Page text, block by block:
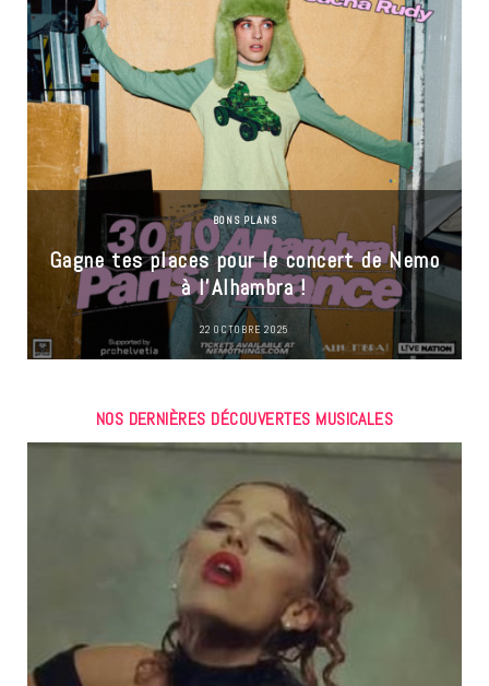
BONS PLANS
Gagne tes places pour le concert de Nemo
à l’Alhambra !
22 OCTOBRE 2025
NOS DERNIÈRES DÉCOUVERTES MUSICALES